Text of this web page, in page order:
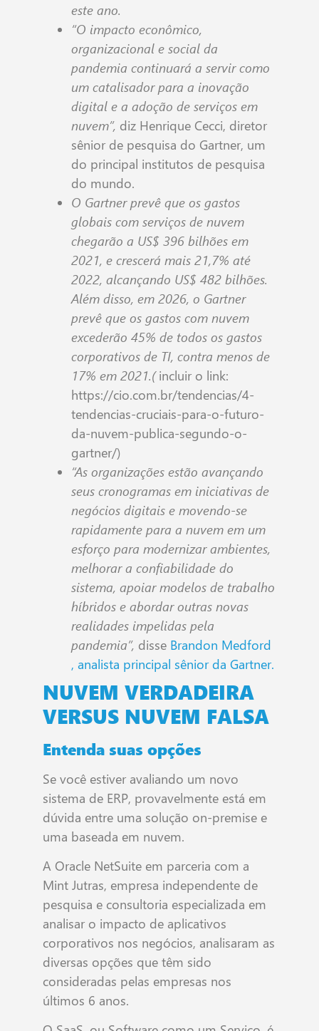
este ano.
“O impacto econômico,
organizacional e social da
pandemia continuará a servir como
um catalisador para a inovação
digital e a adoção de serviços em
nuvem”, diz Henrique Cecci, diretor
sênior de pesquisa do Gartner, um
do principal institutos de pesquisa
do mundo.
O Gartner prevê que os gastos
globais com serviços de nuvem
chegarão a US$ 396 bilhões em
2021, e crescerá mais 21,7% até
2022, alcançando US$ 482 bilhões.
Além disso, em 2026, o Gartner
prevê que os gastos com nuvem
excederão 45% de todos os gastos
corporativos de TI, contra menos de
17% em 2021.(incluir o link:
https://cio.com.br/tendencias/4-
tendencias-cruciais-para-o-futuro-
da-nuvem-publica-segundo-o-
gartner/)
“As organizações estão avançando
seus cronogramas em iniciativas de
negócios digitais e movendo-se
rapidamente para a nuvem em um
esforço para modernizar ambientes,
melhorar a confiabilidade do
sistema, apoiar modelos de trabalho
híbridos e abordar outras novas
realidades impelidas pela
pandemia”, disse Brandon Medford
, analista principal sênior da Gartner.
NUVEM VERDADEIRA
VERSUS NUVEM FALSA
Entenda suas opções
Se você estiver avaliando um novo
sistema de ERP, provavelmente está em
dúvida entre uma solução on-premise e
uma baseada em nuvem.
A Oracle NetSuite em parceria com a
Mint Jutras, empresa independente de
pesquisa e consultoria especializada em
analisar o impacto de aplicativos
corporativos nos negócios, analisaram as
diversas opções que têm sido
consideradas pelas empresas nos
últimos 6 anos.